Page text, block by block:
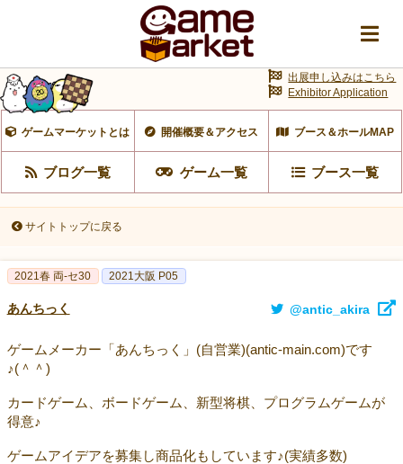
ゲームマーケットとは 開催概要＆アクセス ブース＆ホールMAP
ブログ一覧 ゲーム一覧 ブース一覧
出展申し込みはこちら
Exhibitor Application
サイトトップに戻る
2021春 両-セ30 2021大阪 P05
あんちっく @antic_akira
ゲームメーカー「あんちっく」(自営業)(antic-main.com)です
♪(＾＾)
カードゲーム、ボードゲーム、新型将棋、プログラムゲームが
得意♪
ゲームアイデアを募集し商品化もしています♪(実績多数)